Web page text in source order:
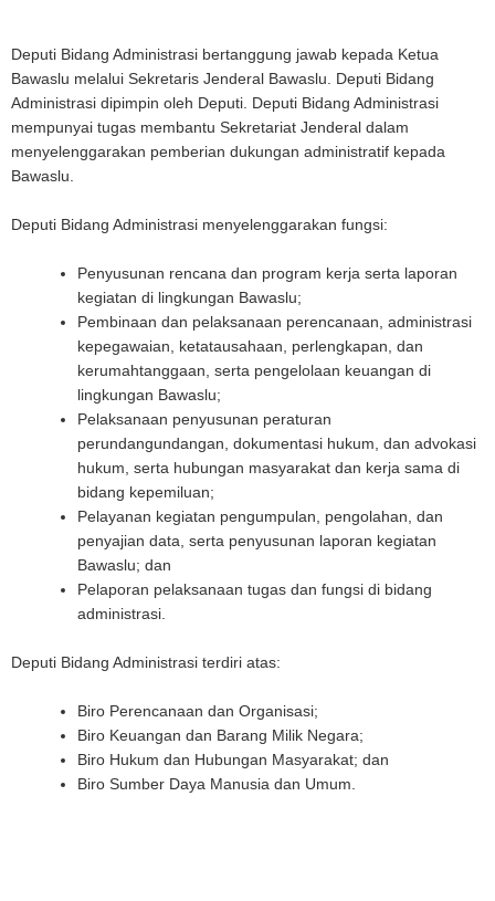
Deputi Bidang Administrasi bertanggung jawab kepada Ketua
Bawaslu melalui Sekretaris Jenderal Bawaslu. Deputi Bidang
Administrasi dipimpin oleh Deputi. Deputi Bidang Administrasi
mempunyai tugas membantu Sekretariat Jenderal dalam
menyelenggarakan pemberian dukungan administratif kepada
Bawaslu.
Deputi Bidang Administrasi menyelenggarakan fungsi:
Penyusunan rencana dan program kerja serta laporan
kegiatan di lingkungan Bawaslu;
Pembinaan dan pelaksanaan perencanaan, administrasi
kepegawaian, ketatausahaan, perlengkapan, dan
kerumahtanggaan, serta pengelolaan keuangan di
lingkungan Bawaslu;
Pelaksanaan penyusunan peraturan
perundangundangan, dokumentasi hukum, dan advokasi
hukum, serta hubungan masyarakat dan kerja sama di
bidang kepemiluan;
Pelayanan kegiatan pengumpulan, pengolahan, dan
penyajian data, serta penyusunan laporan kegiatan
Bawaslu; dan
Pelaporan pelaksanaan tugas dan fungsi di bidang
administrasi.
Deputi Bidang Administrasi terdiri atas:
Biro Perencanaan dan Organisasi;
Biro Keuangan dan Barang Milik Negara;
Biro Hukum dan Hubungan Masyarakat; dan
Biro Sumber Daya Manusia dan Umum.